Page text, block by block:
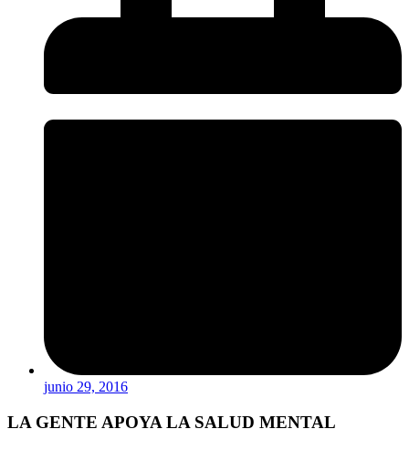
junio 29, 2016
LA GENTE APOYA LA SALUD MENTAL